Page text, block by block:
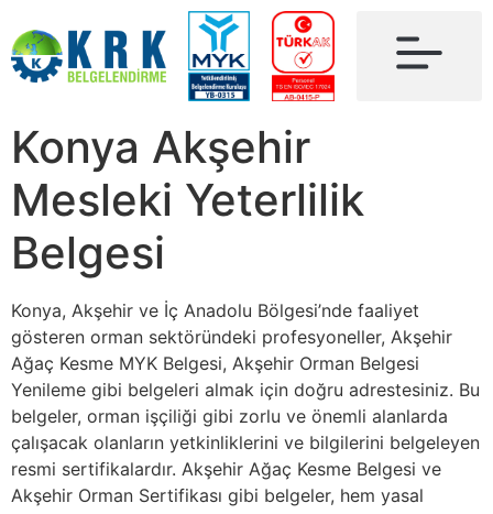
Konya Akşehir
Mesleki Yeterlilik
Belgesi
Konya, Akşehir ve İç Anadolu Bölgesi’nde faaliyet
gösteren orman sektöründeki profesyoneller, Akşehir
Ağaç Kesme MYK Belgesi, Akşehir Orman Belgesi
Yenileme gibi belgeleri almak için doğru adrestesiniz. Bu
belgeler, orman işçiliği gibi zorlu ve önemli alanlarda
çalışacak olanların yetkinliklerini ve bilgilerini belgeleyen
resmi sertifikalardır. Akşehir Ağaç Kesme Belgesi ve
Akşehir Orman Sertifikası gibi belgeler, hem yasal